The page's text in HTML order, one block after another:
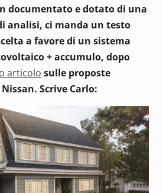
documentato e dotato di una
analisi, ci manda un testo
a favore di un sistema
+ accumulo, dopo
articolo sulle proposte
Scrive Carlo: